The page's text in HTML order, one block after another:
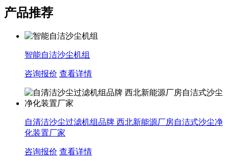
产品推荐
智能自洁沙尘机组
咨询报价 查看详情
自清洁沙尘过滤机组品牌 西北新能源厂房自洁式沙尘净
化装置厂家
咨询报价 查看详情